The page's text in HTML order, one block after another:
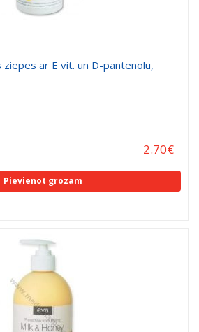
ziepes ar E vit. un D-pantenolu,
2.70€
Pievienot grozam